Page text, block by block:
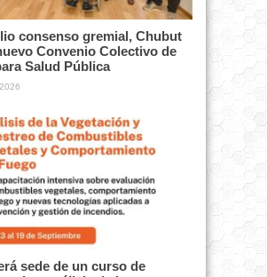
consenso gremial, Chubut
Convenio Colectivo de
Salud Pública
sede de un curso de